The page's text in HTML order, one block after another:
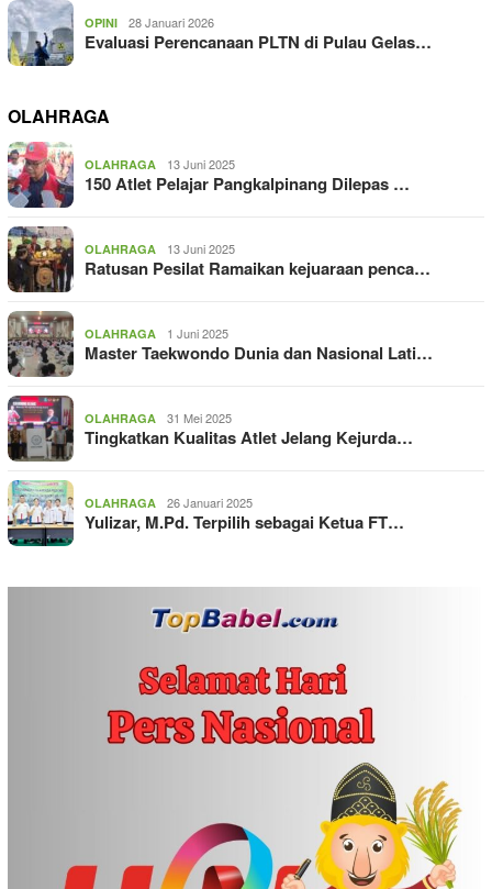
OPINI 28 Januari 2026
Evaluasi Perencanaan PLTN di Pulau Gelas…
OLAHRAGA
OLAHRAGA 13 Juni 2025
150 Atlet Pelajar Pangkalpinang Dilepas …
OLAHRAGA 13 Juni 2025
Ratusan Pesilat Ramaikan kejuaraan penca…
OLAHRAGA 1 Juni 2025
Master Taekwondo Dunia dan Nasional Lati…
OLAHRAGA 31 Mei 2025
Tingkatkan Kualitas Atlet Jelang Kejurda…
OLAHRAGA 26 Januari 2025
Yulizar, M.Pd. Terpilih sebagai Ketua FT…